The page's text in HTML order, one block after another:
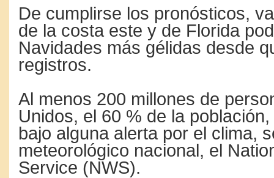
De cumplirse los pronósticos,
de la costa este y de Florida
Navidades más gélidas desde
registros.
Al menos 200 millones de
Unidos, el 60 % de la
bajo alguna alerta por el clima,
meteorológico nacional, el
Service (NWS).